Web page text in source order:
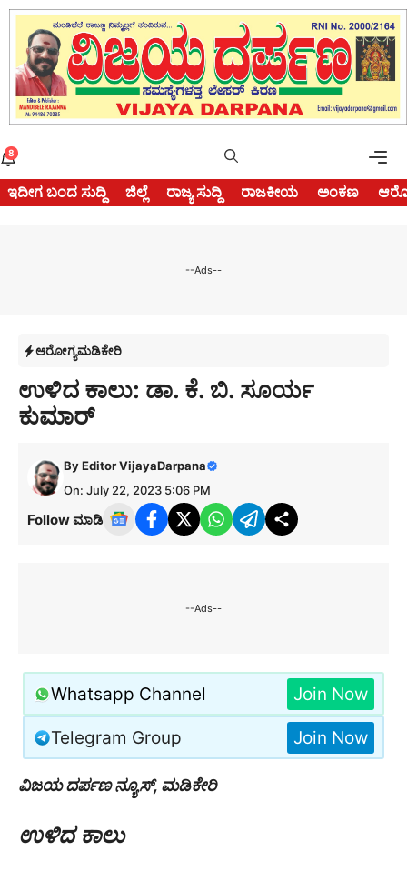
Skip
content
8
ಇದೀಗ ಬಂದ ಸುದ್ದಿ ಜಿಲ್ಲೆ ರಾಜ್ಯ ಸುದ್ದಿ ರಾಜಕೀಯ ಅಂಕಣ
--Ads--
ಆರೋಗ್ಯಮಡಿಕೇರಿ
ಉಳಿದ ಕಾಲು: ಡಾ. ಕೆ. ಬಿ. ಸೂರ್ಯ
ಕುಮಾರ್
ByEditor VijayaDarpana
On: July 22, 2023 5:06 PM
Follow ಮಾಡಿ
--Ads--
Whatsapp Channel Join Now
Telegram Group Join Now
ವಿಜಯ ದರ್ಪಣ ನ್ಯೂಸ್, ಮಡಿಕೇರಿ
ಉಳಿದ ಕಾಲು